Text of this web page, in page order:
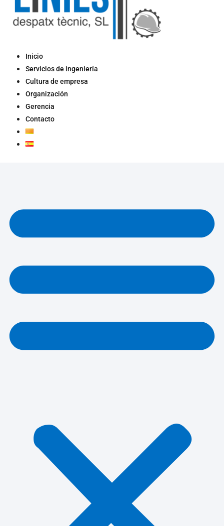
Inicio
Servicios de ingeniería
Cultura de empresa
Organización
Gerencia
Contacto